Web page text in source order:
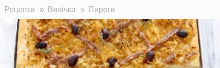
Ви тут
Рецепти Випічка Пироги